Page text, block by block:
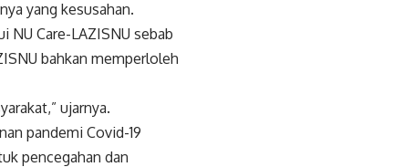
yang kesusahan.
NU Care-LAZISNU sebab
bahkan memperloleh
ujarnya.
pandemi Covid-19
pencegahan dan